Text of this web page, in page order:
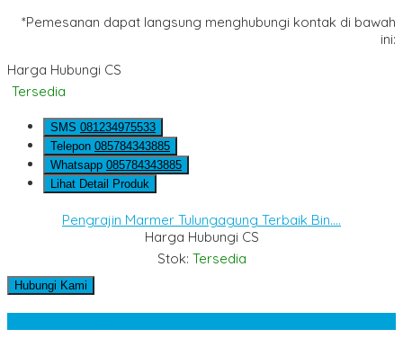
*Pemesanan dapat langsung menghubungi kontak di bawah
ini:
Harga Hubungi CS
Tersedia
SMS 081234975533
Telepon 085784343885
Whatsapp 085784343885
Lihat Detail Produk
Pengrajin Marmer Tulungagung Terbaik Bin....
Harga Hubungi CS
Stok: Tersedia
Hubungi Kami